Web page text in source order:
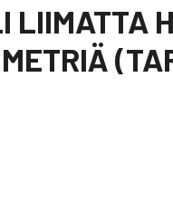
LIIMATTA